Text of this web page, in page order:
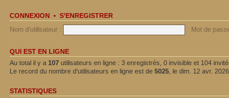
CONNEXION • S’ENREGISTRER
Nom d’utilisateur :
Mot de
QUI EST EN LIGNE
Au total il y a 107 utilisateurs en ligne : 3 enregistrés, 0 invisible et 104
Le record du nombre d’utilisateurs en ligne est de 5025 , le dim. 12 avr.
STATISTIQUES